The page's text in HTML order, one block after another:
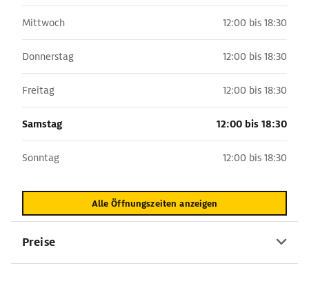
Mittwoch 12:00 bis 18:30
Donnerstag 12:00 bis 18:30
Freitag 12:00 bis 18:30
Samstag 12:00 bis 18:30
Sonntag 12:00 bis 18:30
Alle Öffnungszeiten anzeigen
Preise